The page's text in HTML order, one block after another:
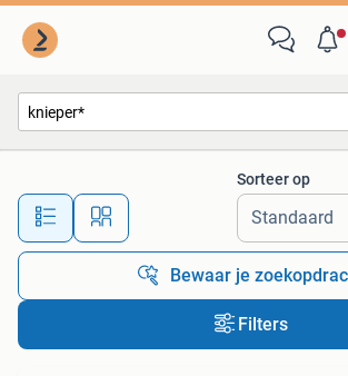
Alle afstanden…
Sorteer op
Bewaar je
Filters